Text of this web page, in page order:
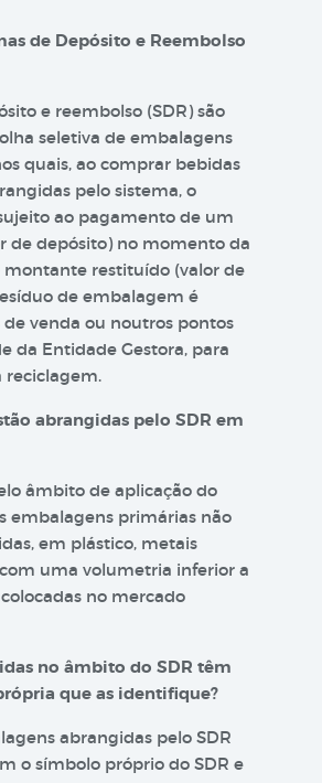
de Depósito e Reembolso
e reembolso (SDR) são
seletiva de embalagens
quais, ao comprar bebidas
pelo sistema, o
ao pagamento de um
de depósito) no momento da
montante restituído (valor de
de embalagem é
de venda ou noutros pontos
da Entidade Gestora, para
abrangidas pelo SDR em
âmbito de aplicação do
embalagens primárias não
em plástico, metais
uma volumetria inferior a
no mercado
no âmbito do SDR têm
que as identifique?
abrangidas pelo SDR
o símbolo próprio do SDR e